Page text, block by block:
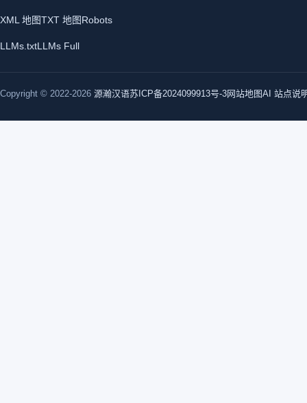
XML 地图TXT 地图Robots
LLMs.txtLLMs Full
Copyright © 2022-2026 源瀚汉语苏ICP备2024099913号-3网站地图AI 站点说